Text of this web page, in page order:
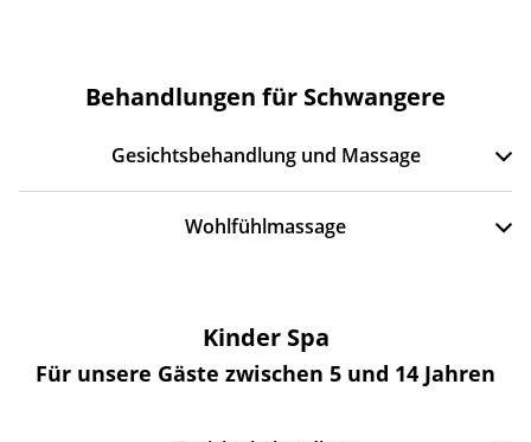
Behandlungen für Schwangere
Gesichtsbehandlung und Massage
Wohlfühlmassage
Kinder Spa
Für unsere Gäste zwischen 5 und 14 Jahren